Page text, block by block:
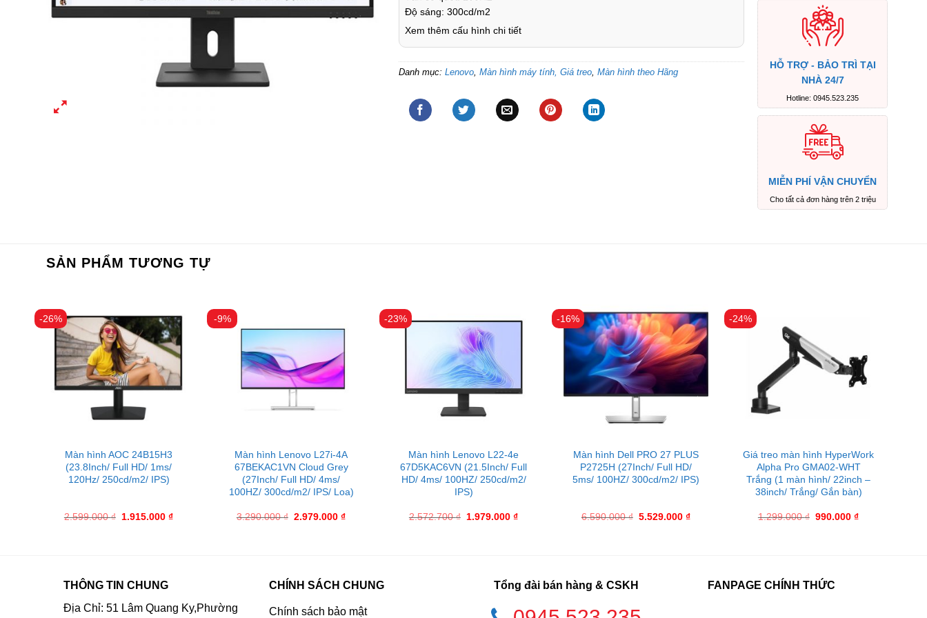
Độ sáng: 300cd/m2
Xem thêm cấu hình chi tiết
Danh mục: Lenovo, Màn hình máy tính, Giá treo, Màn hình theo Hãng
HỖ TRỢ - BẢO TRÌ TẠI
NHÀ 24/7
Hotline: 0945.523.235
MIỄN PHÍ VẬN CHUYỂN
Cho tất cả đơn hàng trên 2 triệu
SẢN PHẨM TƯƠNG TỰ
-26%
Màn hình AOC 24B15H3
(23.8Inch/ Full HD/ 1ms/
120Hz/ 250cd/m2/ IPS)
2.599.000₫ 1.915.000₫
-9%
Màn hình Lenovo L27i-4A
67BEKAC1VN Cloud Grey
(27Inch/ Full HD/ 4ms/
100HZ/ 300cd/m2/ IPS/ Loa)
3.290.000₫ 2.979.000₫
-23%
Màn hình Lenovo L22-4e
67D5KAC6VN (21.5Inch/ Full
HD/ 4ms/ 100HZ/ 250cd/m2/
IPS)
2.572.700₫ 1.979.000₫
-16%
Màn hình Dell PRO 27 PLUS
P2725H (27Inch/ Full HD/
5ms/ 100HZ/ 300cd/m2/ IPS)
6.590.000₫ 5.529.000₫
-24%
Giá treo màn hình HyperWork
Alpha Pro GMA02-WHT
Trắng (1 màn hình/ 22inch –
38inch/ Trắng/ Gắn bàn)
1.299.000₫ 990.000₫
THÔNG TIN CHUNG
Địa Chỉ: 51 Lâm Quang Ky,Phường
CHÍNH SÁCH CHUNG
Chính sách bảo mật
Tổng đài bán hàng & CSKH FANPAGE CHÍNH THỨC